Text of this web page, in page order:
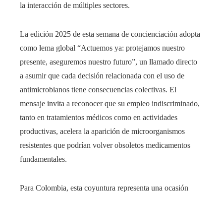
la interacción de múltiples sectores.
La edición 2025 de esta semana de concienciación adopta
como lema global “Actuemos ya: protejamos nuestro
presente, aseguremos nuestro futuro”, un llamado directo
a asumir que cada decisión relacionada con el uso de
antimicrobianos tiene consecuencias colectivas. El
mensaje invita a reconocer que su empleo indiscriminado,
tanto en tratamientos médicos como en actividades
productivas, acelera la aparición de microorganismos
resistentes que podrían volver obsoletos medicamentos
fundamentales.
Para Colombia, esta coyuntura representa una ocasión